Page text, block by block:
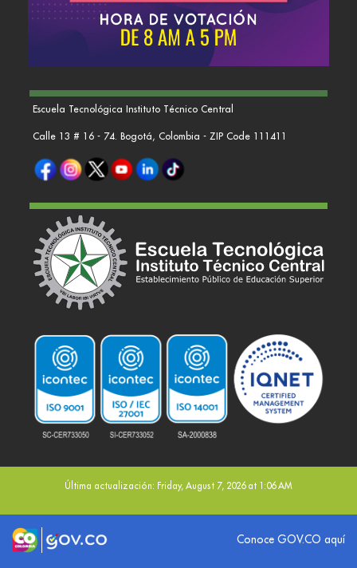
Escuela Tecnológica Instituto Técnico Central
Calle 13 # 16 - 74. Bogotá, Colombia - ZIP Code 111411
Última actualización: Friday, August 7, 2026 at 1:06 AM
Logo marca ColombiaLogo Gobierno de ColombiaConoce GOV.CO aquí